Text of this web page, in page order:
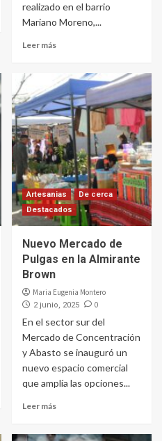
realizado en el barrio
Mariano Moreno,...
Leer más
Artesanias
De cerca
Destacados
Nuevo Mercado de
Pulgas en la Almirante
Brown
Maria Eugenia Montero
2 junio, 2025 0
En el sector sur del
Mercado de Concentración
y Abasto se inauguró un
nuevo espacio comercial
que amplía las opciones...
Leer más